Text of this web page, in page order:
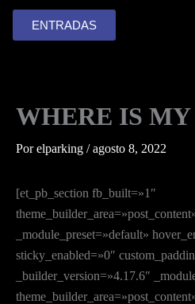
ENTRADAS
WHERE IS
Porelparking /agosto 8, 2022
[et_pb_section fb_built=»1″
_module_preset=»default»
sticky_enabled=»0″
_builder_version=»4.17.6″